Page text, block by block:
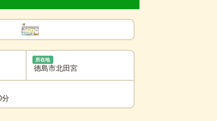
所在地
徳島市北田宮
分